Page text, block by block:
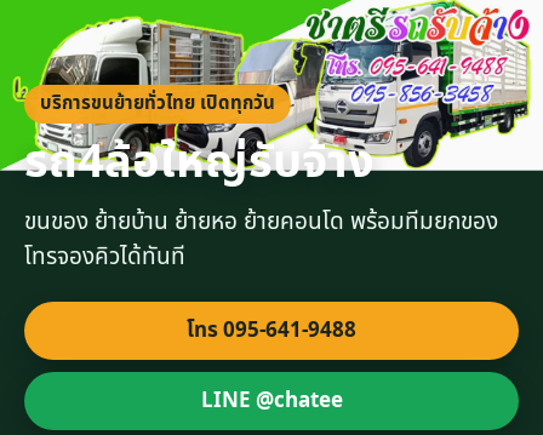
บริการขนย้ายทั่วไทย เปิดทุกวัน
รถ4ล้อใหญ่รับจ้าง
ขนของ ย้ายบ้าน ย้ายหอ ย้ายคอนโด พร้อมทีมยกของ
โทรจองคิวได้ทันที
โทร 095-641-9488
LINE @chatee